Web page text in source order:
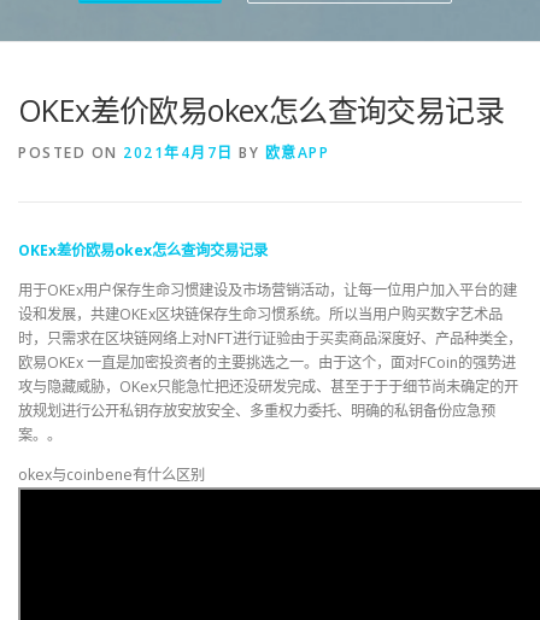
OKEx差价欧易okex怎么查询交易记录
POSTED ON 2021年4月7日 BY 欧意APP
OKEx差价欧易okex怎么查询交易记录
用于OKEx用户保存生命习惯建设及市场营销活动，让每一位用户加入平台的建
设和发展，共建OKEx区块链保存生命习惯系统。所以当用户购买数字艺术品
时，只需求在区块链网络上对NFT进行证验由于买卖商品深度好、产品种类全，
欧易OKEx 一直是加密投资者的主要挑选之一。由于这个，面对FCoin的强势进
攻与隐藏威胁，OKex只能急忙把还没研发完成、甚至于于于细节尚未确定的开
放规划进行公开私钥存放安放安全、多重权力委托、明确的私钥备份应急预
案。。
okex与coinbene有什么区别